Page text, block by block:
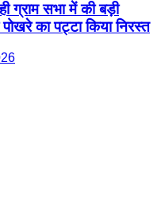
ग्राम सभा में की बड़ी
का पट्टा किया निरस्त